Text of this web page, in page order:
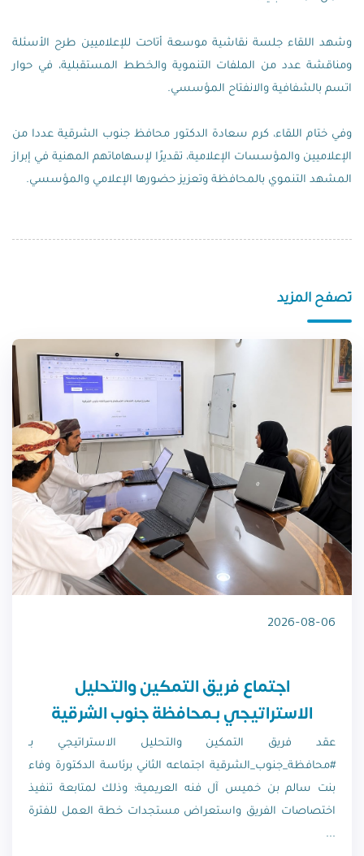
وشهد اللقاء جلسة نقاشية موسعة أتاحت للإعلاميين طرح الأسئلة
ومناقشة عدد من الملفات التنموية والخطط المستقبلية، في حوار
اتسم بالشفافية والانفتاح المؤسسي.
وفي ختام اللقاء، كرم سعادة الدكتور محافظ جنوب الشرقية عددا من
الإعلاميين والمؤسسات الإعلامية، تقديرًا لإسهاماتهم المهنية في إبراز
المشهد التنموي بالمحافظة وتعزيز حضورها الإعلامي والمؤسسي.
تصفح المزيد
2026-08-06
اجتماع فريق التمكين والتحليل
الاستراتيجي بـمحافظة جنوب الشرقية
عقد فريق التمكين والتحليل الاستراتيجي بـ
#محافظة_جنوب_الشرقية اجتماعه الثاني برئاسة الدكتورة وفاء
بنت سالم بن خميس آل فنه العريمية؛ وذلك لمتابعة تنفيذ
اختصاصات الفريق واستعراض مستجدات خطة العمل للفترة
...